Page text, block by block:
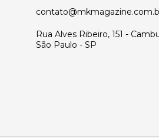
Rua Alves Ribeiro, 151 -
São Paulo - SP